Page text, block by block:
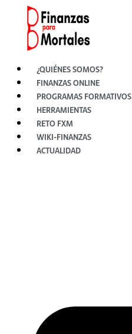
contenido
¿QUIÉNES SOMOS?
FINANZAS ONLINE
PROGRAMAS FORMATIVOS
HERRAMIENTAS
RETO FXM
WIKI-FINANZAS
ACTUALIDAD